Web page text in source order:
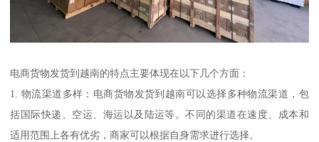
电商货物发货到越南的特点主要体现在以下几个方面：
1. 物流渠道多样：电商货物发货到越南可以选择多种物流渠道，包
括国际快递、空运、海运以及陆运等。不同的渠道在速度、成本和
适用范围上各有优劣，商家可以根据自身需求进行选择。